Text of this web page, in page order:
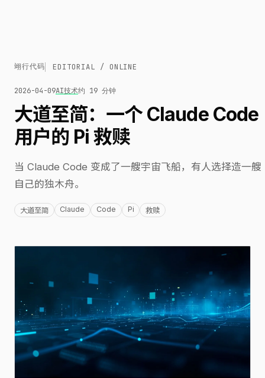
翊行代码 EDITORIAL / ONLINE
2026-04-09AI技术约 19 分钟
大道至简：一个 Claude Code
用户的 Pi 救赎
当 Claude Code 变成了一艘宇宙飞船，有人选择造一艘
自己的独木舟。
大道至简 Claude Code Pi 救赎